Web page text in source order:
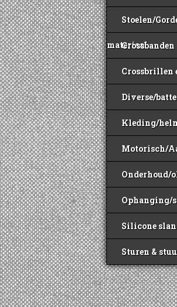
Stoelen/
materiaal
Crossbanden
Crossbrillen
Diverse/
Kleding/
Motorisch/
Onderhoud/
Ophanging/
Silicone
Sturen &